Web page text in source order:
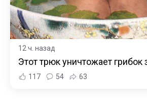
12 ч. назад
Этот трюк уничтожает грибок
117 54 63